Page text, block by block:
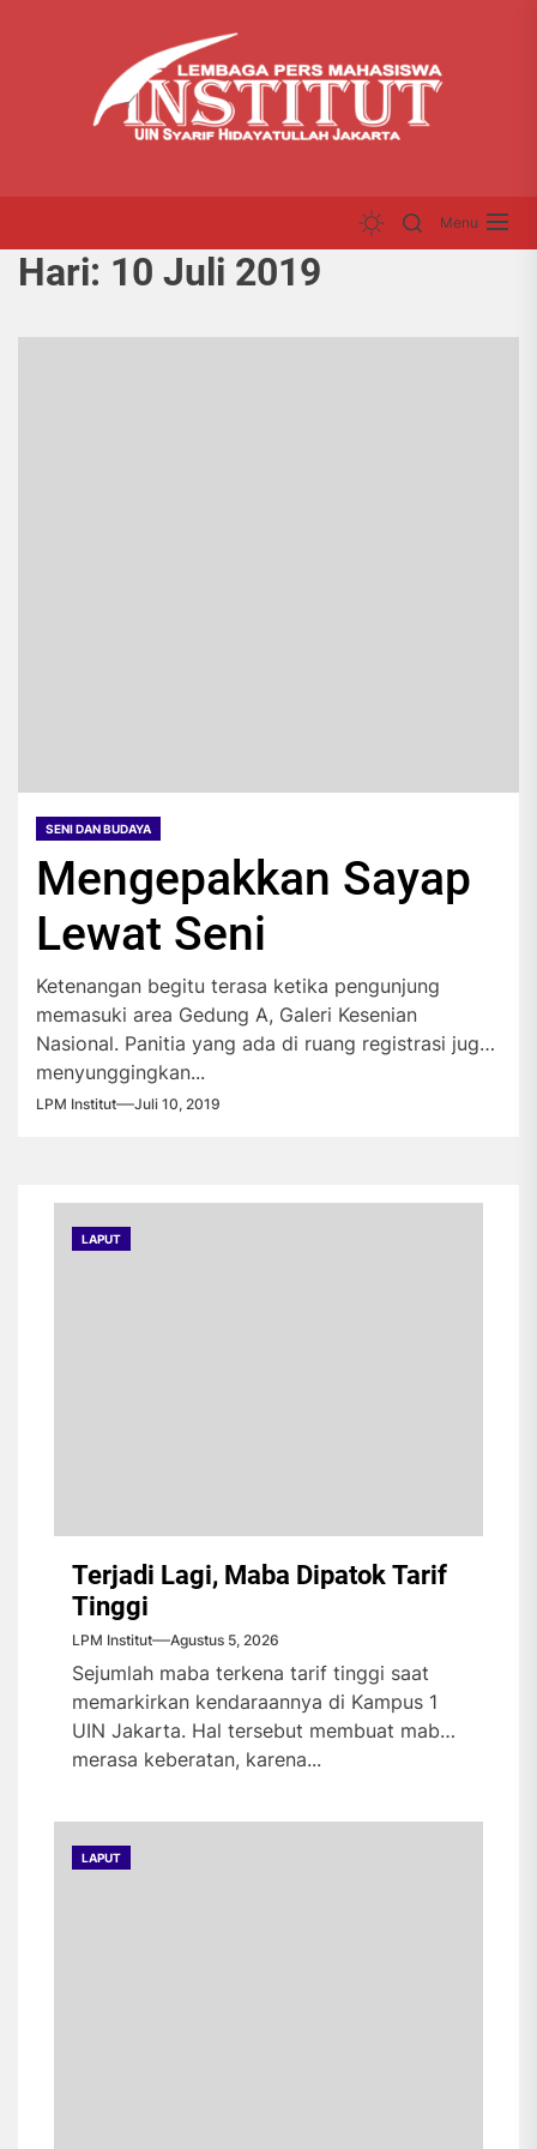
Menu
Hari: 10 Juli 2019
SENI DAN BUDAYA
Mengepakkan Sayap
Lewat Seni
Ketenangan begitu terasa ketika pengunjung
memasuki area Gedung A, Galeri Kesenian
Nasional. Panitia yang ada di ruang registrasi juga
menyunggingkan...
LPM Institut Juli 10, 2019
LAPUT
Terjadi Lagi, Maba Dipatok Tarif
Tinggi
LPM Institut Agustus 5, 2026
Sejumlah maba terkena tarif tinggi saat
memarkirkan kendaraannya di Kampus 1
UIN Jakarta. Hal tersebut membuat maba
merasa keberatan, karena...
LAPUT